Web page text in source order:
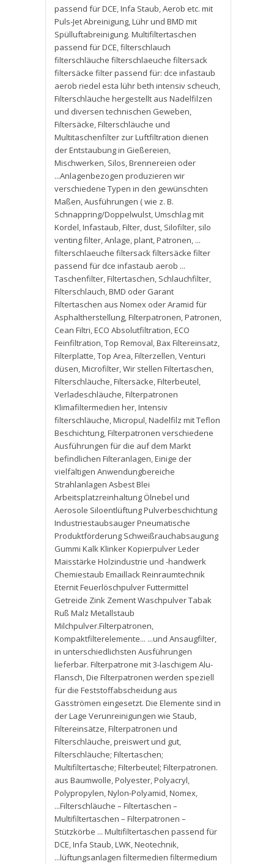
passend für DCE,Infa Staub,Aerob etc. mit
Puls-Jet Abreinigung,Lühr und BMD mit
Spülluftabreinigung. Multifiltertaschen
passend für DCE,filterschlauch
filterschläuche filterschlaeuche filtersack
filtersäcke filter passend für: dce infastaub
aerob riedel esta lühr beth intensiv scheuch,
Filterschläuche hergestellt aus Nadelfilzen
und diversen technischen Geweben,
Filtersäcke,Filterschläuche und
Multitaschenfilter zur Luftfiltration dienen
der Entstaubung in Gießereien,
Mischwerken, Silos,Brennereien oder
...Anlagenbezogen produzieren wir
verschiedene Typen in den gewünschten
Maßen,Ausführungen ( wie z. B.
Schnappring/Doppelwulst,Umschlag mit
Kordel,Infastaub,Filter, dust, Silofilter, silo
venting filter,Anlage,plant,Patronen, ...
filterschlaeuche filtersack filtersäcke filter
passend für dce infastaub aerob ...
Taschenfilter,Filtertaschen, Schlauchfilter,
Filterschlauch,BMD oder Garant
Filtertaschen aus Nomex oder Aramid für
Asphaltherstellung,Filterpatronen,Patronen,
Cean Filtri,ECO Absolutfiltration,ECO
Feinfiltration,Top Removal,Bax Filtereinsatz,
Filterplatte,Top Area,Filterzellen,Venturi
düsen,Microfilter,Wir stellen Filtertaschen,
Filterschläuche,Filtersäcke,Filterbeutel,
Verladeschläuche,Filterpatronen
Klimafiltermedien her,Intensiv
filterschläuche,Micropul,Nadelfilz mit Teflon
Beschichtung,Filterpatronen verschiedene
Ausführungen für die auf dem Markt
befindlichen Filteranlagen,Einige der
vielfältigen Anwendungbereiche
Strahlanlagen Asbest Blei
Arbeitsplatzreinhaltung Ölnebel und
Aerosole Siloentlüftung Pulverbeschichtung
Industriestaubsauger Pneumatische
Produktförderung Schweißrauchabsaugung
Gummi Kalk Klinker Kopierpulver Leder
Maisstärke Holzindustrie und -handwerk
Chemiestaub Emaillack Reinraumtechnik
Eternit Feuerlöschpulver Futtermittel
Getreide Zink Zement Waschpulver Tabak
Ruß Malz Metallstaub
Milchpulver.Filterpatronen,
Kompaktfilterelemente... ...und Ansaugfilter,
in unterschiedlichsten Ausführungen
lieferbar. Filterpatrone mit 3-laschigem Alu-
Flansch,Die Filterpatronen werden speziell
für die Feststoffabscheidung aus
Gasströmen eingesetzt. Die Elemente sind in
der Lage Verunreinigungen wie Staub,
Filtereinsätze,Filterpatronen und
Filterschläuche,preiswert und gut,
Filterschläuche; Filtertaschen;
Multifiltertasche; Filterbeutel; Filterpatronen.
aus Baumwolle,Polyester,Polyacryl,
Polypropylen,Nylon-Polyamid,Nomex,
...Filterschläuche – Filtertaschen –
Multifiltertaschen – Filterpatronen –
Stützkörbe ... Multifiltertaschen passend für
DCE,Infa Staub,LWK,Neotechnik,
...lüftungsanlagen filtermedien filtermedium